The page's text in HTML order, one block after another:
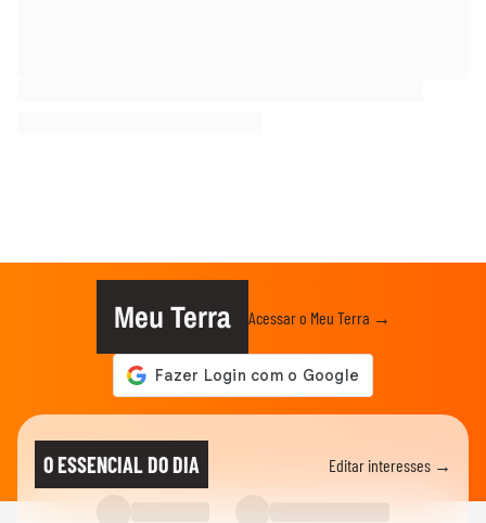
Meu Terra Acessar o Meu Terra →
O ESSENCIAL DO DIA Editar interesses →